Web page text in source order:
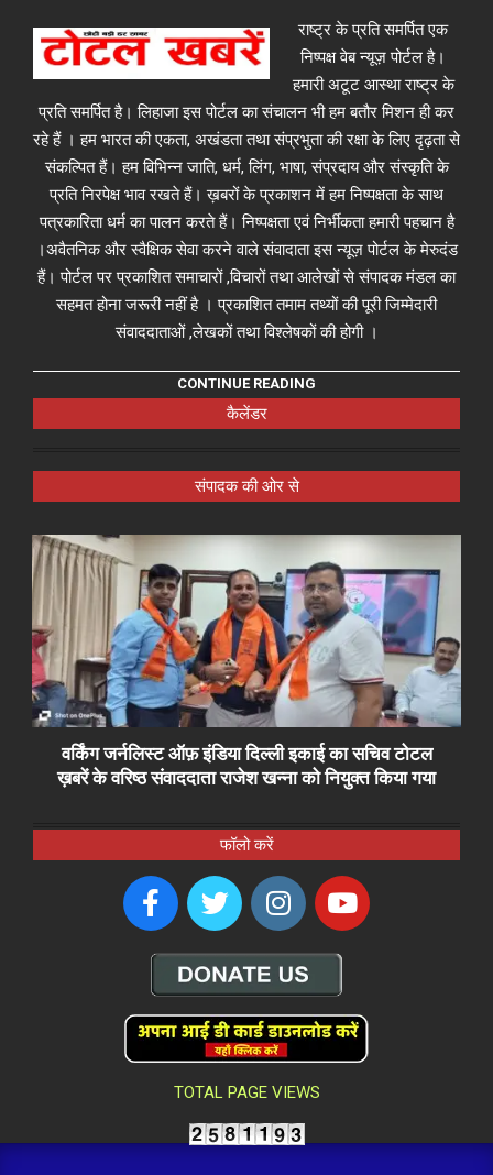
राष्ट्र के प्रति समर्पित एक
निष्पक्ष वेब न्यूज़ पोर्टल है।
हमारी अटूट आस्था राष्ट्र के
प्रति समर्पित है। लिहाजा इस पोर्टल का संचालन भी हम बतौर मिशन ही कर
रहे हैं । हम भारत की एकता, अखंडता तथा संप्रभुता की रक्षा के लिए दृढ़ता से
संकल्पित हैं। हम विभिन्न जाति, धर्म, लिंग, भाषा, संप्रदाय और संस्कृति के
प्रति निरपेक्ष भाव रखते हैं। ख़बरों के प्रकाशन में हम निष्पक्षता के साथ
पत्रकारिता धर्म का पालन करते हैं। निष्पक्षता एवं निर्भीकता हमारी पहचान है
।अवैतनिक और स्वैक्षिक सेवा करने वाले संवादाता इस न्यूज़ पोर्टल के मेरुदंड
हैं। पोर्टल पर प्रकाशित समाचारों ,विचारों तथा आलेखों से संपादक मंडल का
सहमत होना जरूरी नहीं है । प्रकाशित तमाम तथ्यों की पूरी जिम्मेदारी
संवाददाताओं ,लेखकों तथा विश्लेषकों की होगी ।
CONTINUE READING
कैलेंडर
संपादक की ओर से
वर्किंग जर्नलिस्ट ऑफ़ इंडिया दिल्ली इकाई का सचिव टोटल
ख़बरें के वरिष्ठ संवाददाता राजेश खन्ना को नियुक्त किया गया
फॉलो करें
TOTAL PAGE VIEWS